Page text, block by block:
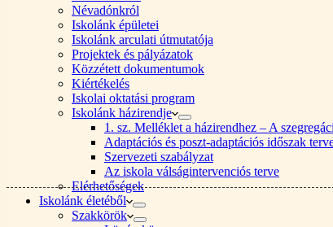
Névadónkról
Iskolánk épületei
Iskolánk arculati útmutatója
Projektek és pályázatok
Közzétett dokumentumok
Kiértékelés
Iskolai oktatási program
Iskolánk házirendje
1. sz. Melléklet a házirendhez – A
Adaptációs és poszt-adaptációs időszak
Szervezeti szabályzat
Az iskola válságintervenciós terve
Elérhetőségek
Iskolánk életéből
Szakkörök